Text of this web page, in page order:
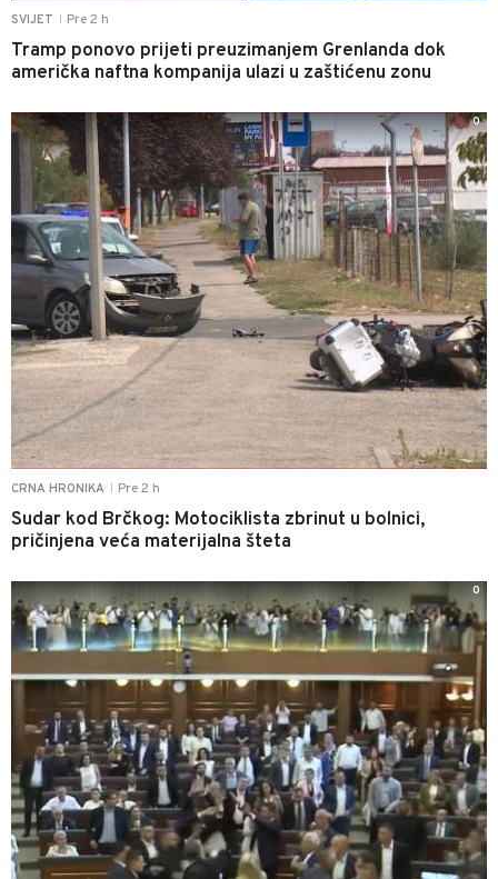
SVIJET Pre 2 h
Tramp ponovo prijeti preuzimanjem Grenlanda dok
američka naftna kompanija ulazi u zaštićenu zonu
CRNA HRONIKA Pre 2 h
Sudar kod Brčkog: Motociklista zbrinut u bolnici,
pričinjena veća materijalna šteta
0
0